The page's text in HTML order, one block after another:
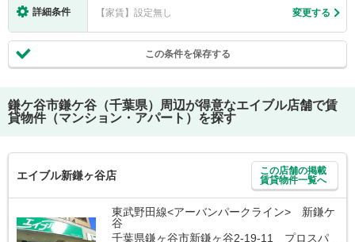
詳細条件 【家賃】設定無し 変更する
この条件を保存する
鎌ケ谷市鎌ケ谷（千葉県）
周辺が得意なエイブル店舗で賃
貸物件（マンション・アパート）を探す
エイブル新鎌ヶ谷店
この店舗の掲載
賃貸物件一覧へ
東武野田線<アーバンパークライン> 新鎌ケ
谷
千葉県鎌ヶ谷市新鎌ヶ谷2-19-11 プロスパ